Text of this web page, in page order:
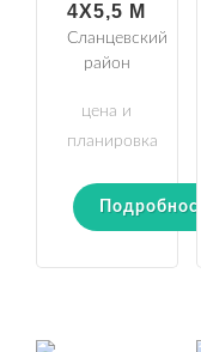
4Х5,5 М
Сланцевский
район
цена и
планировка